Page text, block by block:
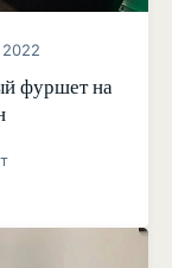
фуршет на